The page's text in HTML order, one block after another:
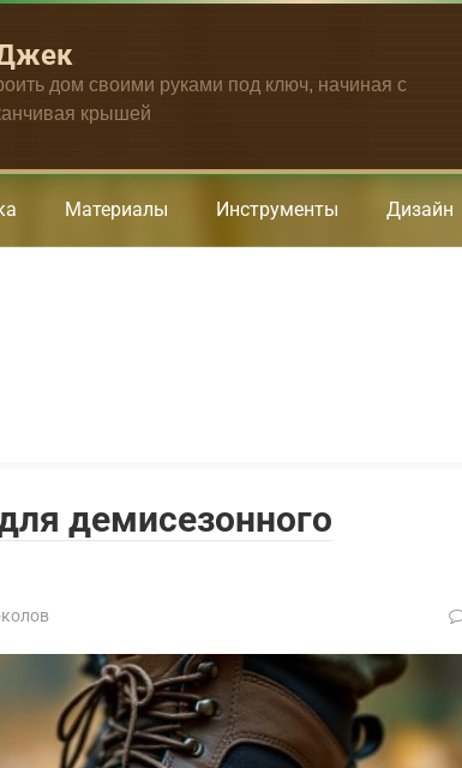
дом своими руками под ключ, начиная с
крышей
Материалы Инструменты Дизайн
демисезонного